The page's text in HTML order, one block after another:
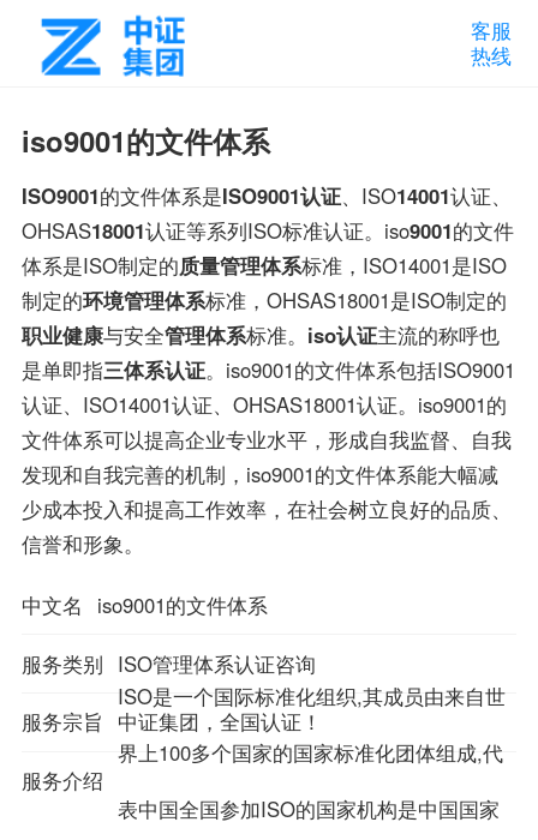
客服
热线
iso9001的文件体系
ISO9001的文件体系是ISO9001认证、ISO14001认证、
OHSAS18001认证等系列ISO标准认证。iso9001的文件
体系是ISO制定的质量管理体系标准，ISO14001是ISO
制定的环境管理体系标准，OHSAS18001是ISO制定的
职业健康与安全管理体系标准。 iso认证主流的称呼也
是单即指三体系认证。iso9001的文件体系包括ISO9001
认证、ISO14001认证、OHSAS18001认证。iso9001的
文件体系可以提高企业专业水平，形成自我监督、自我
发现和自我完善的机制，iso9001的文件体系能大幅减
少成本投入和提高工作效率，在社会树立良好的品质、
信誉和形象。
中文名 iso9001的文件体系
服务类别 ISO管理体系认证咨询
服务宗旨 中证集团，全国认证！
服务介绍
ISO是一个国际标准化组织,其成员由来自世
界上100多个国家的国家标准化团体组成,代
表中国全国参加ISO的国家机构是中国国家